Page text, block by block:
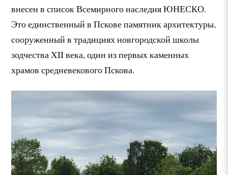
внесен в список Всемирного наследия ЮНЕСКО.
Это единственный в Пскове памятник архитектуры,
сооруженный в традициях новгородской школы
зодчества XII века, один из первых каменных
храмов средневекового Пскова.